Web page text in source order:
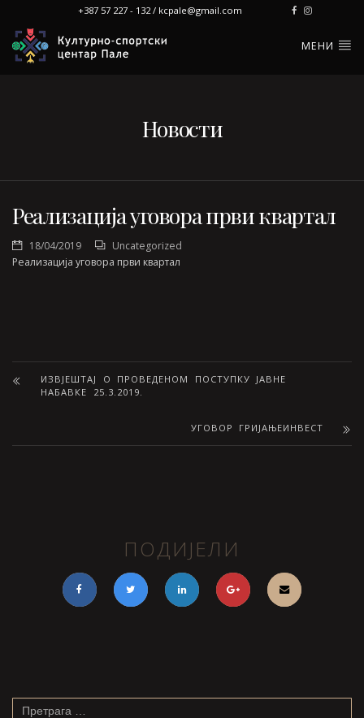
+387 57 227 - 132 / kcpale@gmail.com
МЕНИ
Новости
Реализација уговора први квартал
18/04/2019
Uncategorized
Реализација уговора први квартал
ИЗВЈЕШТАЈ О ПРОВЕДЕНОМ ПОСТУПКУ ЈАВНЕ
НАБАВКЕ 25.3.2019.
УГОВОР ГРИЈАЊЕИНВЕСТ
ПОДИЈЕЛИ